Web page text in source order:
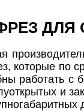
ДЛЯ
которые по
работать с
и